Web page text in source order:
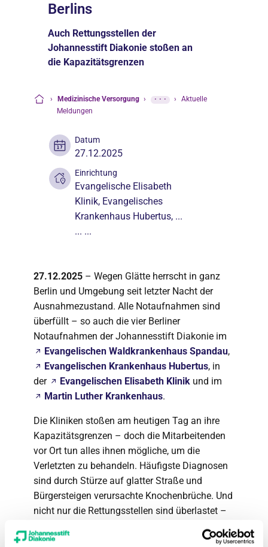
Berlins
Auch Rettungsstellen der
Johannesstift Diakonie stoßen an
die Kapazitätsgrenzen
› Medizinische Versorgung › ··· ›
Aktuelle
Meldungen
Datum
27.12.2025
Einrichtung
Evangelische Elisabeth
Klinik, Evangelisches
Krankenhaus Hubertus, ...
... ...
27.12.2025 – Wegen Glätte herrscht in ganz
Berlin und Umgebung seit letzter Nacht der
Ausnahmezustand. Alle Notaufnahmen sind
überfüllt – so auch die vier Berliner
Notaufnahmen der Johannesstift Diakonie im
Evangelischen Waldkrankenhaus Spandau,
Evangelischen Krankenhaus Hubertus, in
der
Evangelischen Elisabeth Klinik und im
Martin Luther Krankenhaus.
Die Kliniken stoßen am heutigen Tag an ihre
Kapazitätsgrenzen – doch die Mitarbeitenden
vor Ort tun alles ihnen mögliche, um die
Verletzten zu behandeln. Häufigste Diagnosen
sind durch Stürze auf glatter Straße und
Bürgersteigen verursachte Knochenbrüche. Und
nicht nur die Rettungsstellen sind überlastet –
auch im Hintergrund laufen die OP-Säle und
Intensivstationen unter Volllast.